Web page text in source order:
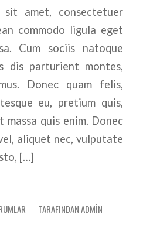
sit amet, consectetuer
commodo ligula eget
Cum sociis natoque
dis parturient montes,
Donec quam felis,
eu, pretium quis,
massa quis enim. Donec
aliquet nec, vulputate
[…]
TARAFINDANADMIN